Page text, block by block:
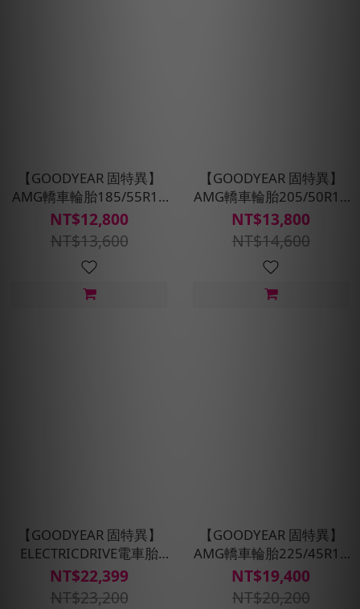
【GOODYEAR 固特異】
AMG轎車輪胎185/55R16
四入組(濕抓/耐用雙重保
護)含安裝定位平衡
NT$12,800
NT$13,600
【GOODYEAR 固特異】
AMG轎車輪胎205/50R17
四入組(濕抓/耐用雙重保
護)含安裝定位平衡
NT$13,800
NT$14,600
【GOODYEAR 固特異】
ELECTRICDRIVE電車胎
235/45R19四入組-含安裝
定位平衡
NT$22,399
NT$23,200
【GOODYEAR 固特異】
AMG轎車輪胎225/45R19
四入組(濕抓/耐用雙重保
護)含安裝定位平衡
NT$19,400
NT$20,200